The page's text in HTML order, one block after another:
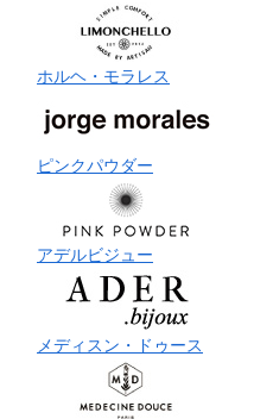
ホルヘ・モラレス
ピンクパウダー
アデルビジュー
メディスン・ドゥース